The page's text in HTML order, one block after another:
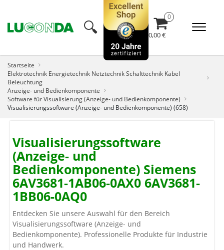
🔍︎ 0,00 €
Startseite
Elektrotechnik Energietechnik Netztechnik Schalttechnik Kabel
Beleuchtung
Anzeige- und Bedienkomponente
Software für Visualisierung (Anzeige- und Bedienkomponente)
Visualisierungssoftware (Anzeige- und Bedienkomponente) (658)
Visualisierungssoftware
(Anzeige- und
Bedienkomponente) Siemens
6AV3681-1AB06-0AX0 6AV3681-
1BB06-0AQ0
Entdecken Sie unsere Auswahl für den Bereich
Visualisierungssoftware (Anzeige- und
Bedienkomponente). Professionelle Produkte für Industrie
und Handwerk.